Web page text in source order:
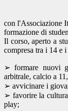
con l'Associazione
formazione di
Il corso, aperto a
compresa tra i 14 e
➢ formare nuovi
arbitrale, calcio a
➢ avvicinare i
➢ favorire la
play;